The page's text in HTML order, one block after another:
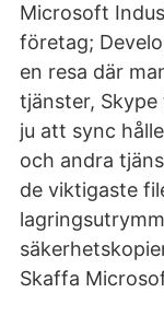
Microsoft
företag;
en resa där
tjänster,
ju att sync
och andra
de viktigaste
Skaffa